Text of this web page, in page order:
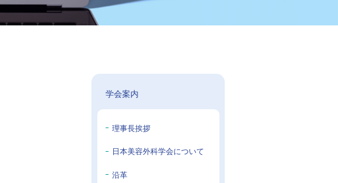
学会案内
理事長挨拶
日本美容外科学会について
沿革